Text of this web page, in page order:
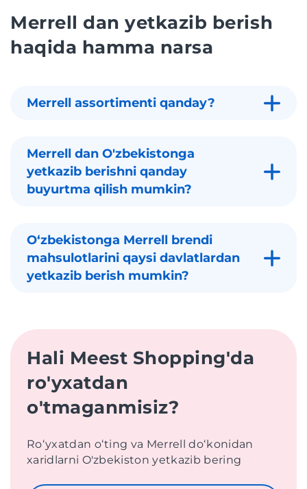
Merrell dan yetkazib berish
haqida hamma narsa
Merrell assortimenti qanday?
Merrell dan O'zbekistonga
yetkazib berishni qanday
buyurtma qilish mumkin?
Oʻzbekistonga Merrell brendi
mahsulotlarini qaysi davlatlardan
yetkazib berish mumkin?
Hali Meest Shopping'da
ro'yxatdan
o'tmaganmisiz?
Roʻyxatdan oʻting va Merrell doʻkonidan
xaridlarni O'zbekiston yetkazib bering